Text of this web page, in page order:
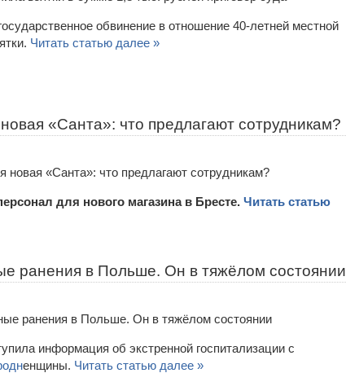
обвинение в отношение 40-летней местной
Читать статью далее »
«Санта»: что предлагают сотрудникам?
для нового магазина в Бресте. Читать статью
ранения в Польше. Он в тяжёлом состоянии
информация об экстренной госпитализации с
енщины. Читать статью далее »